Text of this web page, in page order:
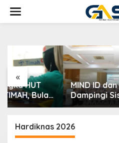
konten
«
MIND ID dan PT TIMAH
Dampingi Siswa Pemali
Kejar Kampus Impian
Hardiknas 2026